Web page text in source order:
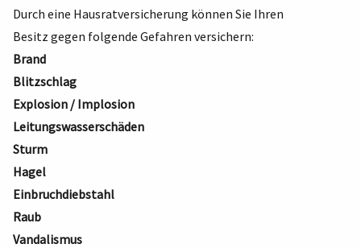
Durch eine Hausratversicherung können Sie Ihren
Besitz gegen folgende Gefahren versichern:
Brand
Blitzschlag
Explosion / Implosion
Leitungswasserschäden
Sturm
Hagel
Einbruchdiebstahl
Raub
Vandalismus